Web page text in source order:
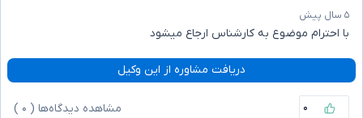
۵ سال پیش
با احترام موضوع به کارشناس ارجاع میشود
دریافت مشاوره از این وکیل
۰ مشاهده دیدگاه‌ها ( ۰